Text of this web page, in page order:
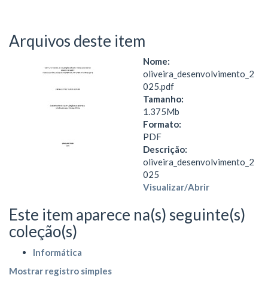
Arquivos deste item
Nome:
oliveira_desenvolvimento_2
025.pdf
Tamanho:
1.375Mb
Formato:
PDF
Descrição:
oliveira_desenvolvimento_2
025
Visualizar/Abrir
Este item aparece na(s) seguinte(s)
coleção(s)
Informática
Mostrar registro simples